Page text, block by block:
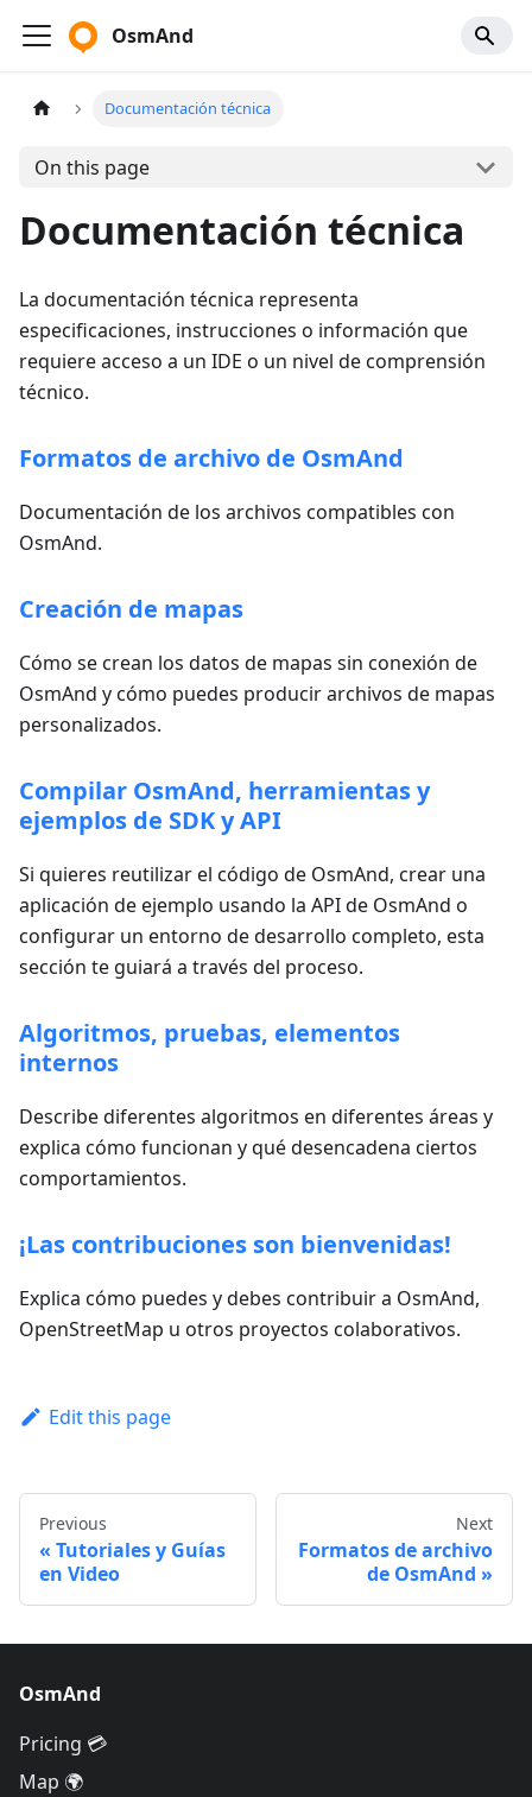
OsmAnd
Documentación técnica
On this page
Documentación técnica
La documentación técnica representa
especificaciones, instrucciones o información que
requiere acceso a un IDE o un nivel de comprensión
técnico.
Formatos de archivo de OsmAnd
Documentación de los archivos compatibles con
OsmAnd.
Creación de mapas
Cómo se crean los datos de mapas sin conexión de
OsmAnd y cómo puedes producir archivos de mapas
personalizados.
Compilar OsmAnd, herramientas y
ejemplos de SDK y API
Si quieres reutilizar el código de OsmAnd, crear una
aplicación de ejemplo usando la API de OsmAnd o
configurar un entorno de desarrollo completo, esta
sección te guiará a través del proceso.
Algoritmos, pruebas, elementos
internos
Describe diferentes algoritmos en diferentes áreas y
explica cómo funcionan y qué desencadena ciertos
comportamientos.
¡Las contribuciones son bienvenidas!
Explica cómo puedes y debes contribuir a OsmAnd,
OpenStreetMap u otros proyectos colaborativos.
Edit this page
Previous
Tutoriales y Guías
en Video
Next
Formatos de archivo
de OsmAnd
OsmAnd
Pricing 💳
Map 🌍